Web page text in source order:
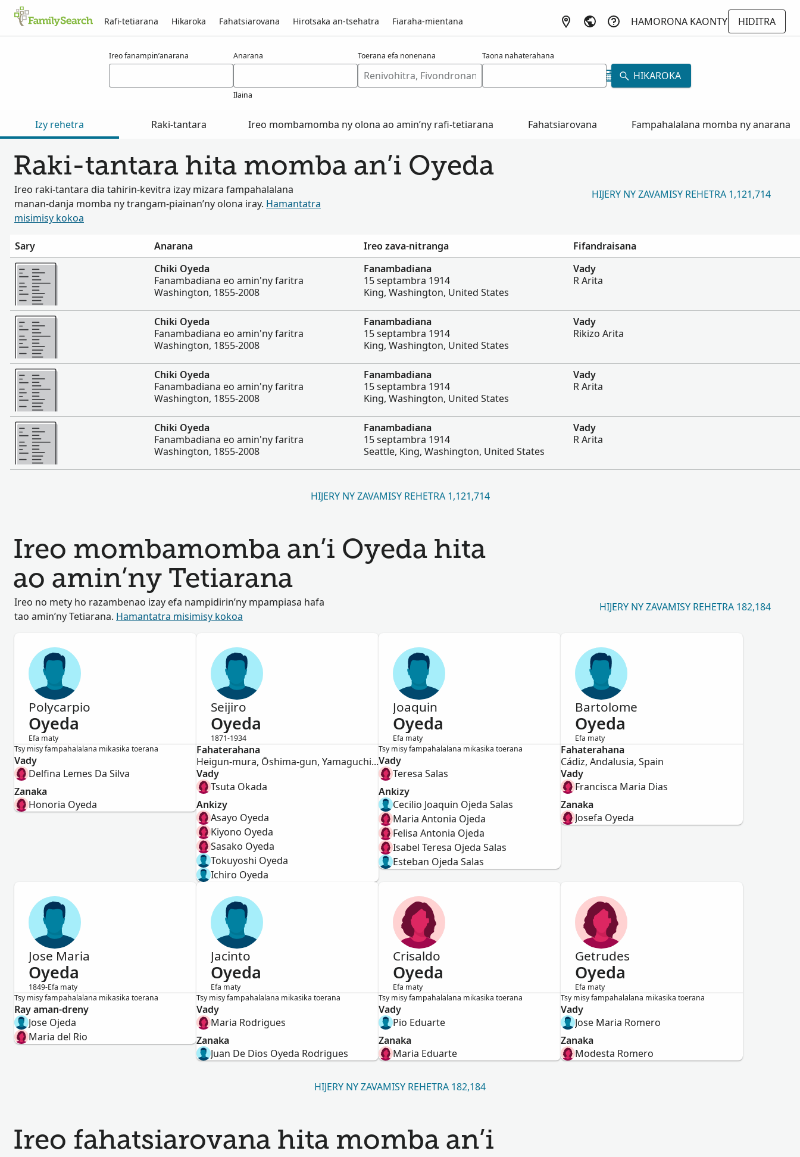
Rafi-tetiarana Hikaroka Fahatsiarovana Hirotsaka an-tsehatra Fiaraha-mientana HAMORONA KAONTY
HIDITRA
Ireo fanampin’anarana Anarana
Ilaina
Toerana efa nonenana Taona nahaterahana
HIKAROKA
Izy rehetra Raki-tantara Ireo mombamomba ny olona ao amin’ny rafi-tetiarana Fahatsiarovana Fampahalalana momba ny anarana
Raki-tantara hita momba an’i Oyeda
Ireo raki-tantara dia tahirin-kevitra izay mizara fampahalalana
manan-danja momba ny trangam-piainan’ny olona iray. Hamantatra
misimisy kokoa
HIJERY NY ZAVAMISY REHETRA 1,121,714
Sary Anarana Ireo zava-nitranga
Fifandraisana
Misimisy kokoa
Chiki Oyeda
Fanambadiana eo amin'ny faritra
Washington, 1855-2008
Fanambadiana
15 septambra 1914
King, Washington, United States
Vady
R Arita
Misimisy kokoa
Chiki Oyeda
Fanambadiana eo amin'ny faritra
Washington, 1855-2008
Fanambadiana
15 septambra 1914
King, Washington, United States
Vady
Rikizo Arita
Misimisy kokoa
Chiki Oyeda
Fanambadiana eo amin'ny faritra
Washington, 1855-2008
Fanambadiana
15 septambra 1914
King, Washington, United States
Vady
R Arita
Misimisy kokoa
Chiki Oyeda
Fanambadiana eo amin'ny faritra
Washington, 1855-2008
Fanambadiana
15 septambra 1914
Seattle, King, Washington, United States
Vady
R Arita
HIJERY NY ZAVAMISY REHETRA 1,121,714
Ireo mombamomba an’i Oyeda hita
ao amin’ny Tetiarana
Ireo no mety ho razambenao izay efa nampidirin’ny mpampiasa hafa
tao amin’ny Tetiarana. Hamantatra misimisy kokoa
HIJERY NY ZAVAMISY REHETRA 182,184
Polycarpio
Oyeda
Efa maty
Lahy
Tsy misy fampahalalana mikasika toerana
Vady
Delfina Lemes Da Silva
Zanaka
Honoria Oyeda
Seijiro
Oyeda
1871-1934
Lahy
Fahaterahana
Heigun-mura, Ōshima-gun, Yamaguchi-ken, Japan
Vady
Tsuta Okada
Ankizy
Asayo Oyeda
Kiyono Oyeda
Sasako Oyeda
Tokuyoshi Oyeda
Ichiro Oyeda
Joaquin
Oyeda
Efa maty
Lahy
Tsy misy fampahalalana mikasika toerana
Vady
Teresa Salas
Ankizy
Cecilio Joaquin Ojeda Salas
Maria Antonia Ojeda
Felisa Antonia Ojeda
Isabel Teresa Ojeda Salas
Esteban Ojeda Salas
Bartolome
Oyeda
Efa maty
Lahy
Fahaterahana
Cádiz, Andalusia, Spain
Vady
Francisca Maria Dias
Zanaka
Josefa Oyeda
Jose Maria
Oyeda
1849-Efa maty
Lahy
Tsy misy fampahalalana mikasika toerana
Ray aman-dreny
Jose Ojeda
Maria del Rio
Jacinto
Oyeda
Efa maty
Lahy
Tsy misy fampahalalana mikasika toerana
Vady
Maria Rodrigues
Zanaka
Juan De Dios Oyeda Rodrigues
Crisaldo
Oyeda
Efa maty
Vavy
Tsy misy fampahalalana mikasika toerana
Vady
Pio Eduarte
Zanaka
Maria Eduarte
Getrudes
Oyeda
Efa maty
Vavy
Tsy misy fampahalalana mikasika toerana
Vady
Jose Maria Romero
Zanaka
Modesta Romero
HIJERY NY ZAVAMISY REHETRA 182,184
Ireo fahatsiarovana hita momba an’i